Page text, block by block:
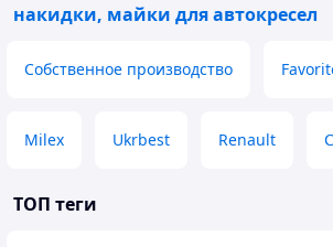
накидки, майки для автокресел
Собственное производство
Milex Ukrbest Renault
ТОП теги